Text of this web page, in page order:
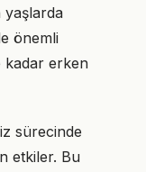
önemli
kadar erken
sürecinde
etkiler. Bu